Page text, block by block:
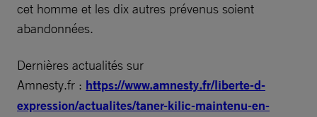
cet homme et les dix autres prévenus soient
abandonnées.
Dernières actualités sur
Amnesty.fr : https://www.amnesty.fr/liberte-d-
expression/actualites/taner-kilic-maintenu-en-